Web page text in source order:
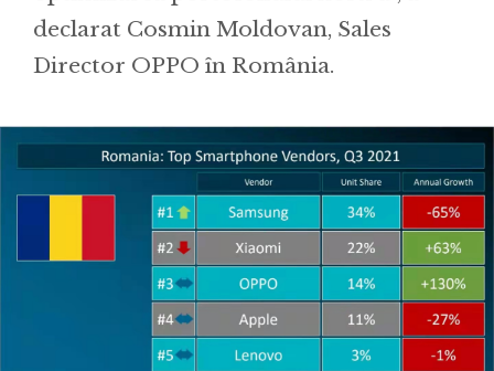
declarat Cosmin Moldovan, Sales
Director OPPO în România.